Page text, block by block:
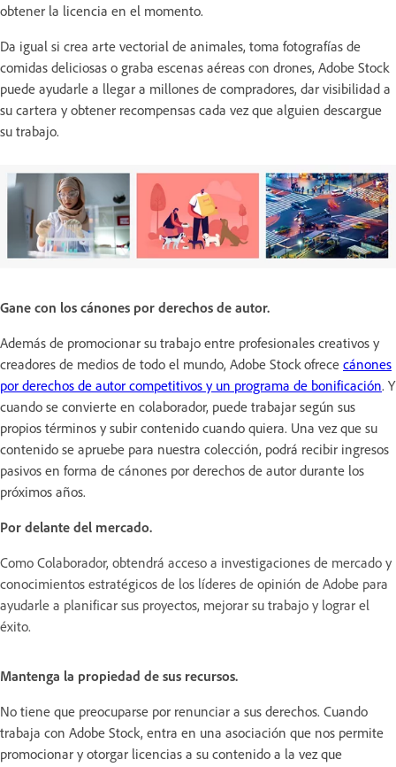
obtener la licencia en el momento.
Da igual si crea arte vectorial de animales, toma fotografías de
comidas deliciosas o graba escenas aéreas con drones, Adobe Stock
puede ayudarle a llegar a millones de compradores, dar visibilidad a
su cartera y obtener recompensas cada vez que alguien descargue
su trabajo.
Gane con los cánones por derechos de autor.
Además de promocionar su trabajo entre profesionales creativos y
creadores de medios de todo el mundo, Adobe Stock ofrece cánones
por derechos de autor competitivos y un programa de bonificación. Y
cuando se convierte en colaborador, puede trabajar según sus
propios términos y subir contenido cuando quiera. Una vez que su
contenido se apruebe para nuestra colección, podrá recibir ingresos
pasivos en forma de cánones por derechos de autor durante los
próximos años.
Por delante del mercado.
Como Colaborador, obtendrá acceso a investigaciones de mercado y
conocimientos estratégicos de los líderes de opinión de Adobe para
ayudarle a planificar sus proyectos, mejorar su trabajo y lograr el
éxito.
Mantenga la propiedad de sus recursos.
No tiene que preocuparse por renunciar a sus derechos. Cuando
trabaja con Adobe Stock, entra en una asociación que nos permite
promocionar y otorgar licencias a su contenido a la vez que